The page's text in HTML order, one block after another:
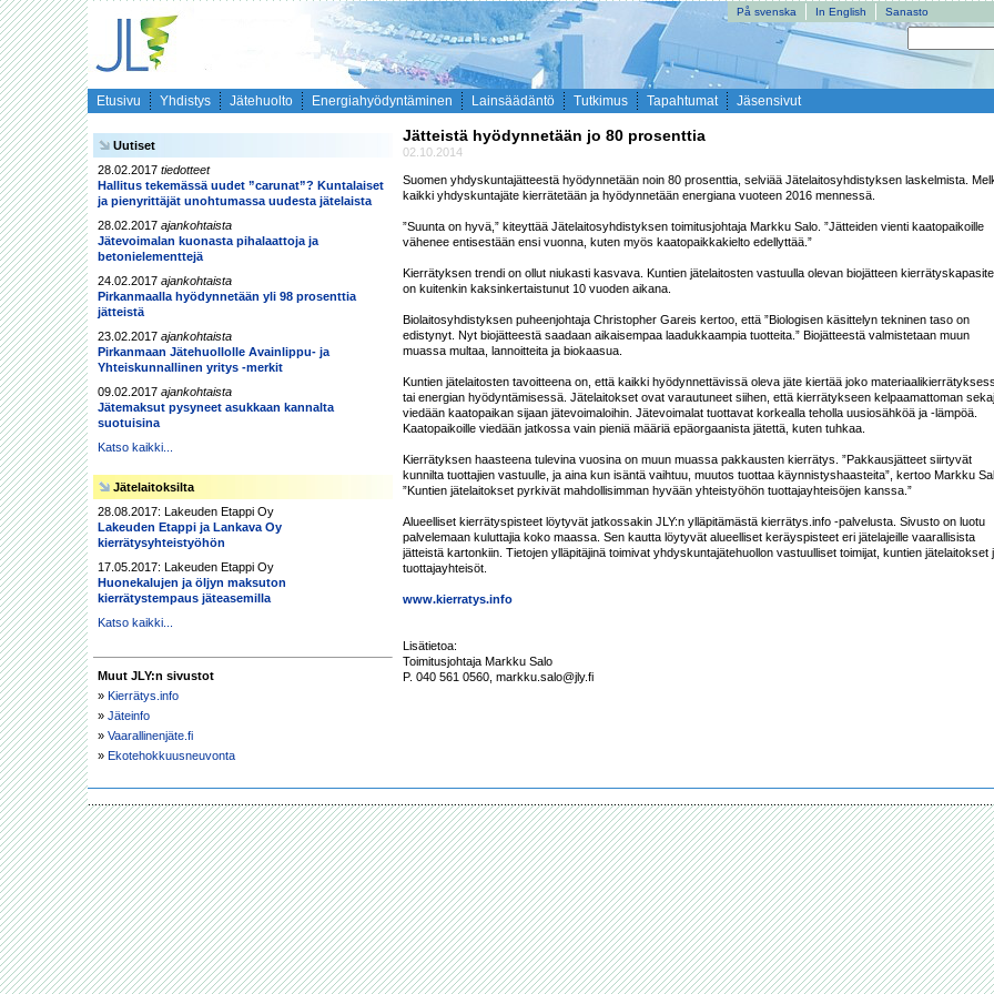
På svenska In English Sanasto
Etusivu Yhdistys Jätehuolto Energiahyödyntäminen Lainsäädäntö Tutkimus Tapahtumat Jäsensivut
Uutiset
28.02.2017 tiedotteet
Hallitus tekemässä uudet ”carunat”? Kuntalaiset
ja pienyrittäjät unohtumassa uudesta jätelaista
28.02.2017 ajankohtaista
Jätevoimalan kuonasta pihalaattoja ja
betonielementtejä
24.02.2017 ajankohtaista
Pirkanmaalla hyödynnetään yli 98 prosenttia
jätteistä
23.02.2017 ajankohtaista
Pirkanmaan Jätehuollolle Avainlippu- ja
Yhteiskunnallinen yritys -merkit
09.02.2017 ajankohtaista
Jätemaksut pysyneet asukkaan kannalta
suotuisina
Katso kaikki...
Jätelaitoksilta
28.08.2017: Lakeuden Etappi Oy
Lakeuden Etappi ja Lankava Oy
kierrätysyhteistyöhön
17.05.2017: Lakeuden Etappi Oy
Huonekalujen ja öljyn maksuton
kierrätystempaus jäteasemilla
Katso kaikki...
Muut JLY:n sivustot
» Kierrätys.info
» Jäteinfo
» Vaarallinenjäte.fi
» Ekotehokkuusneuvonta
Jätteistä hyödynnetään jo 80 prosenttia
02.10.2014
Suomen yhdyskuntajätteestä hyödynnetään noin 80 prosenttia, selviää Jätelaitosyhdistyksen laskelmista.
kaikki yhdyskuntajäte kierrätetään ja hyödynnetään energiana vuoteen 2016 mennessä.
”Suunta on hyvä,” kiteyttää Jätelaitosyhdistyksen toimitusjohtaja Markku Salo. ”Jätteiden vienti kaatopaikoille
vähenee entisestään ensi vuonna, kuten myös kaatopaikkakielto edellyttää.”
Kierrätyksen trendi on ollut niukasti kasvava. Kuntien jätelaitosten vastuulla olevan biojätteen
on kuitenkin kaksinkertaistunut 10 vuoden aikana.
Biolaitosyhdistyksen puheenjohtaja Christopher Gareis kertoo, että ”Biologisen käsittelyn tekninen taso on
edistynyt. Nyt biojätteestä saadaan aikaisempaa laadukkaampia tuotteita.” Biojätteestä valmistetaan muun
muassa multaa, lannoitteita ja biokaasua.
Kuntien jätelaitosten tavoitteena on, että kaikki hyödynnettävissä oleva jäte kiertää joko
tai energian hyödyntämisessä. Jätelaitokset ovat varautuneet siihen, että kierrätykseen kelpaamattoman
viedään kaatopaikan sijaan jätevoimaloihin. Jätevoimalat tuottavat korkealla teholla uusiosähköä ja -lämpöä.
Kaatopaikoille viedään jatkossa vain pieniä määriä epäorgaanista jätettä, kuten tuhkaa.
Kierrätyksen haasteena tulevina vuosina on muun muassa pakkausten kierrätys. ”Pakkausjätteet siirtyvät
kunnilta tuottajien vastuulle, ja aina kun isäntä vaihtuu, muutos tuottaa käynnistyshaasteita”, kertoo Markku
”Kuntien jätelaitokset pyrkivät mahdollisimman hyvään yhteistyöhön tuottajayhteisöjen kanssa.”
Alueelliset kierrätyspisteet löytyvät jatkossakin JLY:n ylläpitämästä kierrätys.info -palvelusta. Sivusto on luotu
palvelemaan kuluttajia koko maassa. Sen kautta löytyvät alueelliset keräyspisteet eri jätelajeille vaarallisista
jätteistä kartonkiin. Tietojen ylläpitäjinä toimivat yhdyskuntajätehuollon vastuulliset toimijat, kuntien jätelaitokset
tuottajayhteisöt.
www.kierratys.info
Lisätietoa:
Toimitusjohtaja Markku Salo